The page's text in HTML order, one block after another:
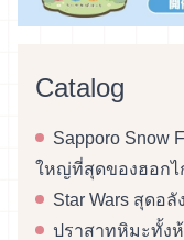
Catalog
Sapporo Snow
ใหญ่ที่สุดของฮอกไ
Star Wars สุดอลั
ปราสาทหิมะทั้ง